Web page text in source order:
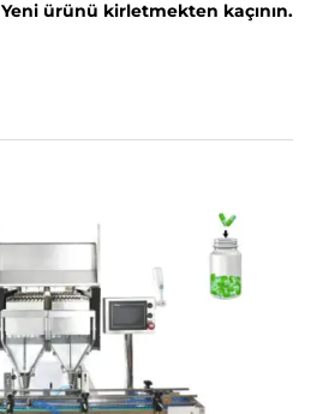
Yeni ürünü kirletmekten kaçının.